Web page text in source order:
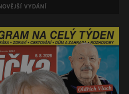
VYDÁNÍ